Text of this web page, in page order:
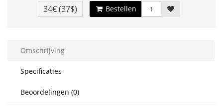
34€(37$) Bestellen
Omschrijving
Specificaties
Beoordelingen (0)